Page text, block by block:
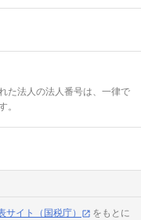
た法人の法人番号は、一律で
。
サイト（国税庁）
をもとに